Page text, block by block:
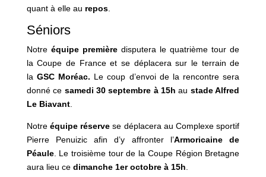
quant à elle au repos.
Séniors
Notre équipe premièredisputera le quatrième tour de
la Coupe de France et se déplacera sur le terrain de
la GSC Moréac. Le coup d’envoi de la rencontre sera
donné ce samedi 30 septembre à 15hau stade Alfred
Le Biavant.
Notre équipe réserve se déplacera au Complexe sportif
Pierre Penuizic afin d’y affronter l’Armoricaine de
Péaule. Le troisième tour de la Coupe Région Bretagne
aura lieu ce dimanche 1er octobre à 15h